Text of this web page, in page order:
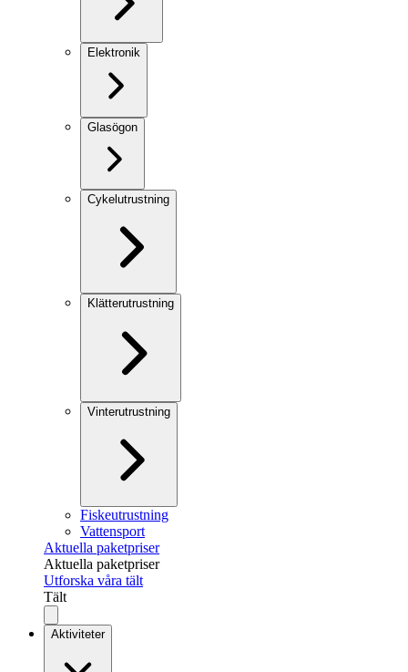
Elektronik
Glasögon
Cykelutrustning
Klätterutrustning
Vinterutrustning
Fiskeutrustning
Vattensport
Aktuella paketpriser
Aktuella paketpriser
Utforska våra tält
Tält
Aktiviteter